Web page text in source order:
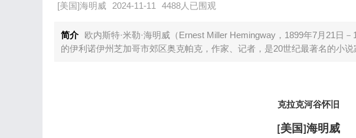
[美国]海明威 2024-11-11 4488人已围观
简介
欧内斯特·米勒·海明威（Ernest Miller Hemingway，1899年7月21日
的伊利诺伊州芝加哥市郊区奥克帕克，作家、记者，是20世纪最著名的小说
克拉克河谷怀旧
[美国 ]海明威